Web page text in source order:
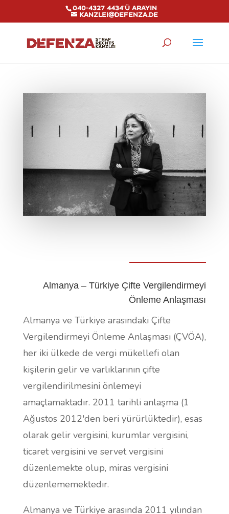
040-4327 4434'ü arayın
kanzlei@defenza.de
Almanya – Türkiye Çifte Vergilendirmeyi
Önleme Anlaşması
Almanya ve Türkiye arasındaki Çifte
Vergilendirmeyi Önleme Anlaşması (ÇVÖA),
her iki ülkede de vergi mükellefi olan
kişilerin gelir ve varlıklarının çifte
vergilendirilmesini önlemeyi
amaçlamaktadır. 2011 tarihli anlaşma (1
Ağustos 2012'den beri yürürlüktedir), esas
olarak gelir vergisini, kurumlar vergisini,
ticaret vergisini ve servet vergisini
düzenlemekte olup, miras vergisini
düzenlememektedir.
Almanya ve Türkiye arasında 2011 yılından